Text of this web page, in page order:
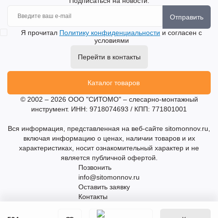
Отправить
Я прочитал Политику конфиденциальности и согласен с
условиями
Перейти в контакты
Каталог товаров
© 2002 – 2026 ООО "СИТОМО" – слесарно-монтажный
инструмент. ИНН: 9718074693 / КПП: 771801001
Вся информация, представленная на веб-сайте sitomonnov.ru,
включая информацию о ценах, наличии товаров и их
характеристиках, носит ознакомительный характер и не
является публичной офертой.
Позвонить
info@sitomonnov.ru
Оставить заявку
Контакты